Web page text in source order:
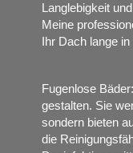
Langlebigkeit
Meine
Ihr Dach lange
Fugenlose
gestalten. Sie
sondern bieten
die